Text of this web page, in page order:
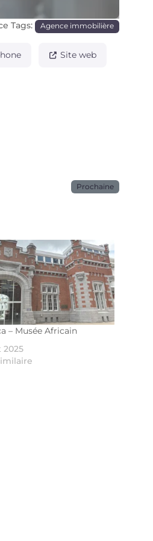
Tags: Agence immobilière
Site web
Prochaine
– Musée Africain
2025